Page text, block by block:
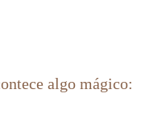
algo mágico: